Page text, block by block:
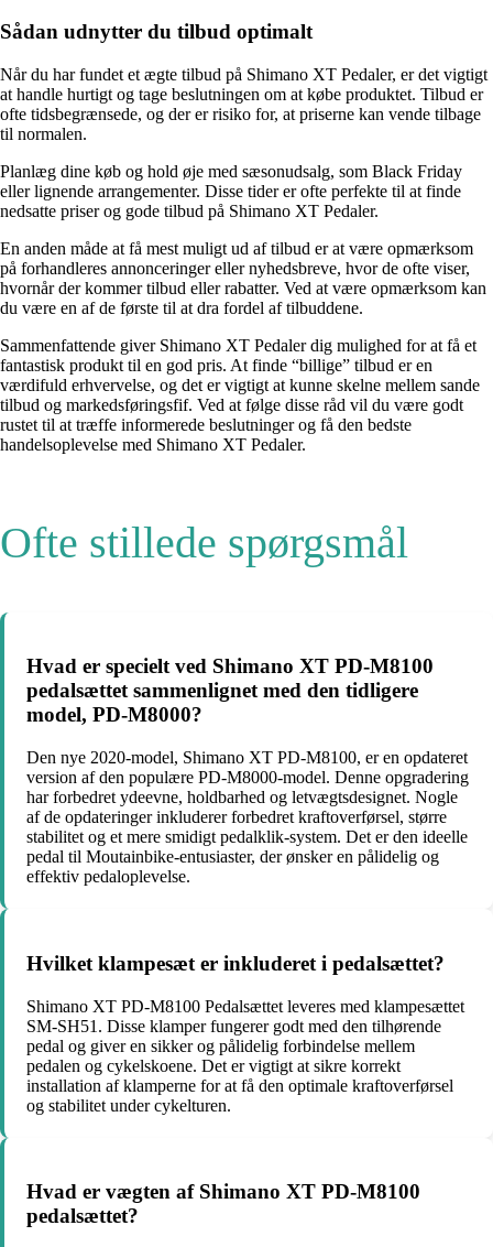
Sådan udnytter du tilbud optimalt
Når du har fundet et ægte tilbud på Shimano XT Pedaler, er det vigtigt
at handle hurtigt og tage beslutningen om at købe produktet. Tilbud er
ofte tidsbegrænsede, og der er risiko for, at priserne kan vende tilbage
til normalen.
Planlæg dine køb og hold øje med sæsonudsalg, som Black Friday
eller lignende arrangementer. Disse tider er ofte perfekte til at finde
nedsatte priser og gode tilbud på Shimano XT Pedaler.
En anden måde at få mest muligt ud af tilbud er at være opmærksom
på forhandleres annonceringer eller nyhedsbreve, hvor de ofte viser,
hvornår der kommer tilbud eller rabatter. Ved at være opmærksom kan
du være en af de første til at dra fordel af tilbuddene.
Sammenfattende giver Shimano XT Pedaler dig mulighed for at få et
fantastisk produkt til en god pris. At finde “billige” tilbud er en
værdifuld erhvervelse, og det er vigtigt at kunne skelne mellem sande
tilbud og markedsføringsfif. Ved at følge disse råd vil du være godt
rustet til at træffe informerede beslutninger og få den bedste
handelsoplevelse med Shimano XT Pedaler.
Ofte stillede spørgsmål
Hvad er specielt ved Shimano XT PD-M8100
pedalsættet sammenlignet med den tidligere
model, PD-M8000?
Den nye 2020-model, Shimano XT PD-M8100, er en opdateret
version af den populære PD-M8000-model. Denne opgradering
har forbedret ydeevne, holdbarhed og letvægtsdesignet. Nogle
af de opdateringer inkluderer forbedret kraftoverførsel, større
stabilitet og et mere smidigt pedalklik-system. Det er den ideelle
pedal til Moutainbike-entusiaster, der ønsker en pålidelig og
effektiv pedaloplevelse.
Hvilket klampesæt er inkluderet i pedalsættet?
Shimano XT PD-M8100 Pedalsættet leveres med klampesættet
SM-SH51. Disse klamper fungerer godt med den tilhørende
pedal og giver en sikker og pålidelig forbindelse mellem
pedalen og cykelskoene. Det er vigtigt at sikre korrekt
installation af klamperne for at få den optimale kraftoverførsel
og stabilitet under cykelturen.
Hvad er vægten af Shimano XT PD-M8100
pedalsættet?